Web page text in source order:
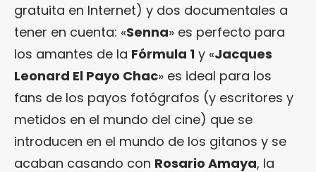
gratuita en Internet) y dos documentales a
tener en cuenta: «Senna» es perfecto para
los amantes de la Fórmula 1 y «Jacques
Leonard El Payo Chac» es ideal para los
fans de los payos fotógrafos (y escritores y
metidos en el mundo del cine) que se
introducen en el mundo de los gitanos y se
acaban casando con Rosario Amaya, la